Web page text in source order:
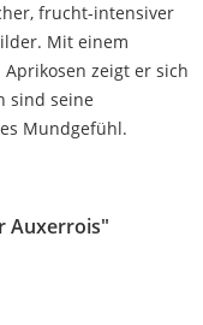
frucht-intensiver
Mit einem
zeigt er sich
sind seine
Mundgefühl.
Auxerrois"